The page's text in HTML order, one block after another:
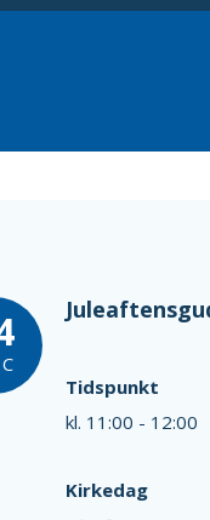
Tidspunkt
kl. 11:00 - 12:00
Kirkedag